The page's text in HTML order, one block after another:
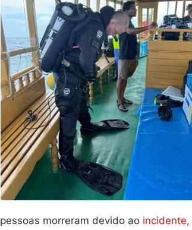
morreram devido ao